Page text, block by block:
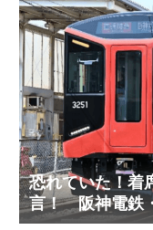
恐れていた！着
言！ 阪神電鉄
測(2027年3月予